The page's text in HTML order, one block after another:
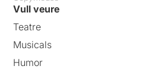
Vull veure
Teatre
Musicals
Humor